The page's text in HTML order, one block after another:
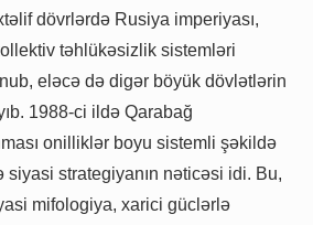
dövrlərdə Rusiya imperiyası,
təhlükəsizlik sistemləri
eləcə də digər böyük dövlətlərin
1988-ci ildə Qarabağ
onilliklər boyu sistemli şəkildə
siyasi strategiyanın nəticəsi idi. Bu,
mifologiya, xarici güclərlə